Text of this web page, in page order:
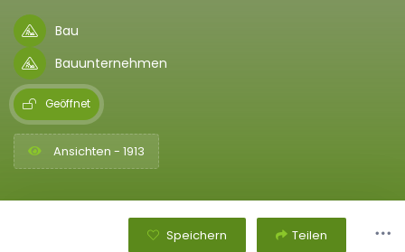
Bau
Bauunternehmen
Geöffnet
Ansichten - 1913
Speichern Teilen